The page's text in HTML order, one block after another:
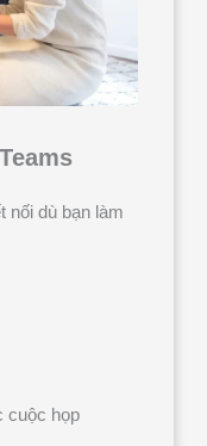
nối dù bạn làm
cuộc họp